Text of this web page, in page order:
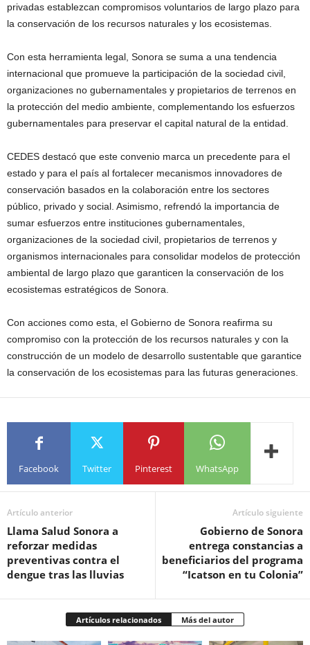
privadas establezcan compromisos voluntarios de largo plazo para
la conservación de los recursos naturales y los ecosistemas.
Con esta herramienta legal, Sonora se suma a una tendencia
internacional que promueve la participación de la sociedad civil,
organizaciones no gubernamentales y propietarios de terrenos en
la protección del medio ambiente, complementando los esfuerzos
gubernamentales para preservar el capital natural de la entidad.
CEDES destacó que este convenio marca un precedente para el
estado y para el país al fortalecer mecanismos innovadores de
conservación basados en la colaboración entre los sectores
público, privado y social. Asimismo, refrendó la importancia de
sumar esfuerzos entre instituciones gubernamentales,
organizaciones de la sociedad civil, propietarios de terrenos y
organismos internacionales para consolidar modelos de protección
ambiental de largo plazo que garanticen la conservación de los
ecosistemas estratégicos de Sonora.
Con acciones como esta, el Gobierno de Sonora reafirma su
compromiso con la protección de los recursos naturales y con la
construcción de un modelo de desarrollo sustentable que garantice
la conservación de los ecosistemas para las futuras generaciones.
Facebook Twitter Pinterest WhatsApp
Artículo anterior
Llama Salud Sonora a
reforzar medidas
preventivas contra el
dengue tras las lluvias
Artículo siguiente
Gobierno de Sonora
entrega constancias a
beneficiarios del programa
“Icatson en tu Colonia”
Artículos relacionados Más del autor